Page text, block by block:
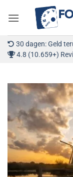
naar
30 dagen: Geld
4.8 (10.659+)